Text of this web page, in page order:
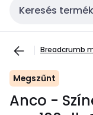
Keresési bemenet
Breadcrumb
Megszűnt
Anco -